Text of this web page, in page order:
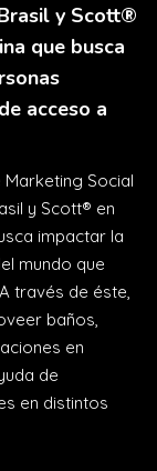
y Scott®
que busca
acceso a
Social
y Scott® en
impactar la
mundo que
través de éste,
baños,
en
de
en distintos